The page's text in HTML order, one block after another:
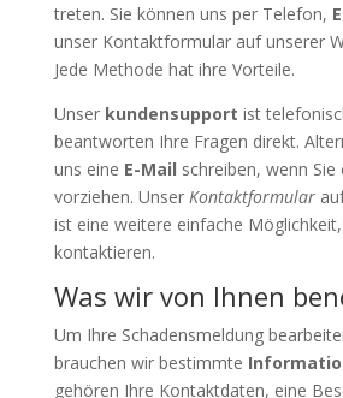
treten. Sie können uns per Telefon,
unser Kontaktformular auf unserer
Jede Methode hat ihre Vorteile.
Unser kundensupport ist
beantworten Ihre Fragen direkt.
uns eine E-Mail schreiben, wenn Sie
vorziehen. Unser Kontaktformular
ist eine weitere einfache
kontaktieren.
Was wir von Ihnen
Um Ihre Schadensmeldung
brauchen wir bestimmte
gehören Ihre Kontaktdaten, eine